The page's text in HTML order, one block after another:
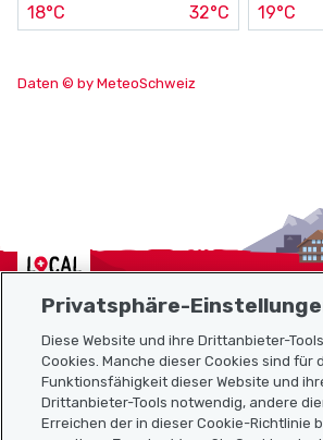
18°C 32°C 19°C
Daten © by MeteoSchweiz
Localcities
Sitemap
Nützliche Links
Privatsphäre-
Diese Website und ihre Drittanbieter-
Cookies. Manche dieser Cookies sind für
Funktionsfähigkeit dieser Website und
Drittanbieter-Tools notwendig, andere
Erreichen der in dieser Cookie-Richtlinie